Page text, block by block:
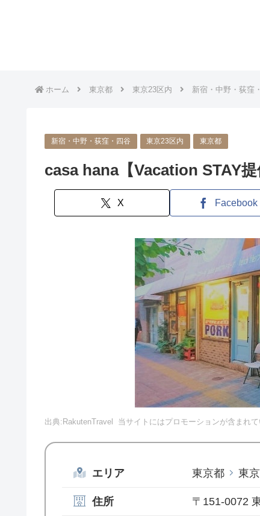
ホーム 東京都 東京23区内 新宿・中野・荻窪
新宿・中野・荻窪・四谷 東京23区内 東京都
casa hana【Vacation STAY提
X Facebook
出典:RakutenTravel 当サイトにはプロモーションが含まれ
エリア 東京都 東
住所 〒151-0072